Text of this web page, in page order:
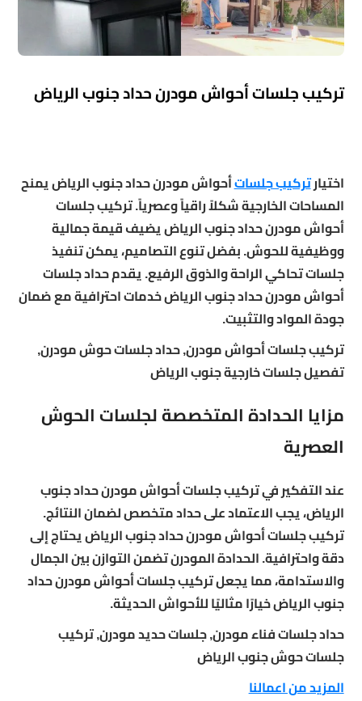
تركيب جلسات أحواش مودرن حداد جنوب الرياض
اختيارتركيب جلساتأحواش مودرن حداد جنوب الرياض يمنح
المساحات الخارجية شكلاً راقياً وعصرياً. تركيب جلسات
أحواش مودرن حداد جنوب الرياض يضيف قيمة جمالية
ووظيفية للحوش. بفضل تنوع التصاميم، يمكن تنفيذ
جلسات تحاكي الراحة والذوق الرفيع. يقدم حداد جلسات
أحواش مودرن حداد جنوب الرياض خدمات احترافية مع ضمان
جودة المواد والتثبيت.
تركيب جلسات أحواش مودرن, حداد جلسات حوش مودرن,
تفصيل جلسات خارجية جنوب الرياض
مزايا الحدادة المتخصصة لجلسات الحوش
العصرية
عند التفكير في تركيب جلسات أحواش مودرن حداد جنوب
الرياض، يجب الاعتماد على حداد متخصص لضمان النتائج.
تركيب جلسات أحواش مودرن حداد جنوب الرياض يحتاج إلى
دقة واحترافية. الحدادة المودرن تضمن التوازن بين الجمال
والاستدامة، مما يجعل تركيب جلسات أحواش مودرن حداد
جنوب الرياض خيارًا مثاليًا للأحواش الحديثة.
حداد جلسات فناء مودرن, جلسات حديد مودرن, تركيب
جلسات حوش جنوب الرياض
المزيد من اعمالنا